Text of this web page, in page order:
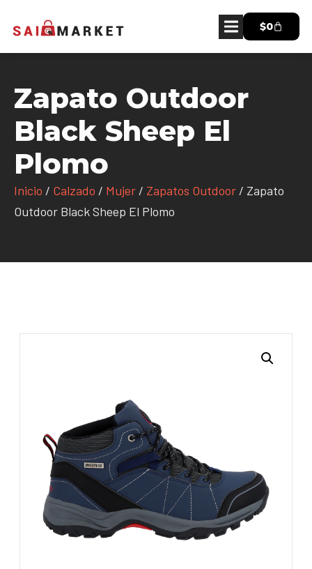
$0
Zapato Outdoor
Black Sheep El
Plomo
Inicio / Calzado / Mujer / Zapatos Outdoor / Zapato
Outdoor Black Sheep El Plomo